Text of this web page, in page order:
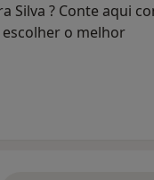
Silva ? Conte aqui
o melhor